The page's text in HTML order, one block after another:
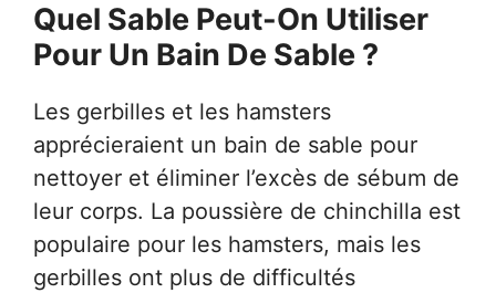
Quel Sable Peut-On Utiliser
Pour Un Bain De Sable ?
Les gerbilles et les hamsters
apprécieraient un bain de sable pour
nettoyer et éliminer l’excès de sébum de
leur corps. La poussière de chinchilla est
populaire pour les hamsters, mais les
gerbilles ont plus de difficultés